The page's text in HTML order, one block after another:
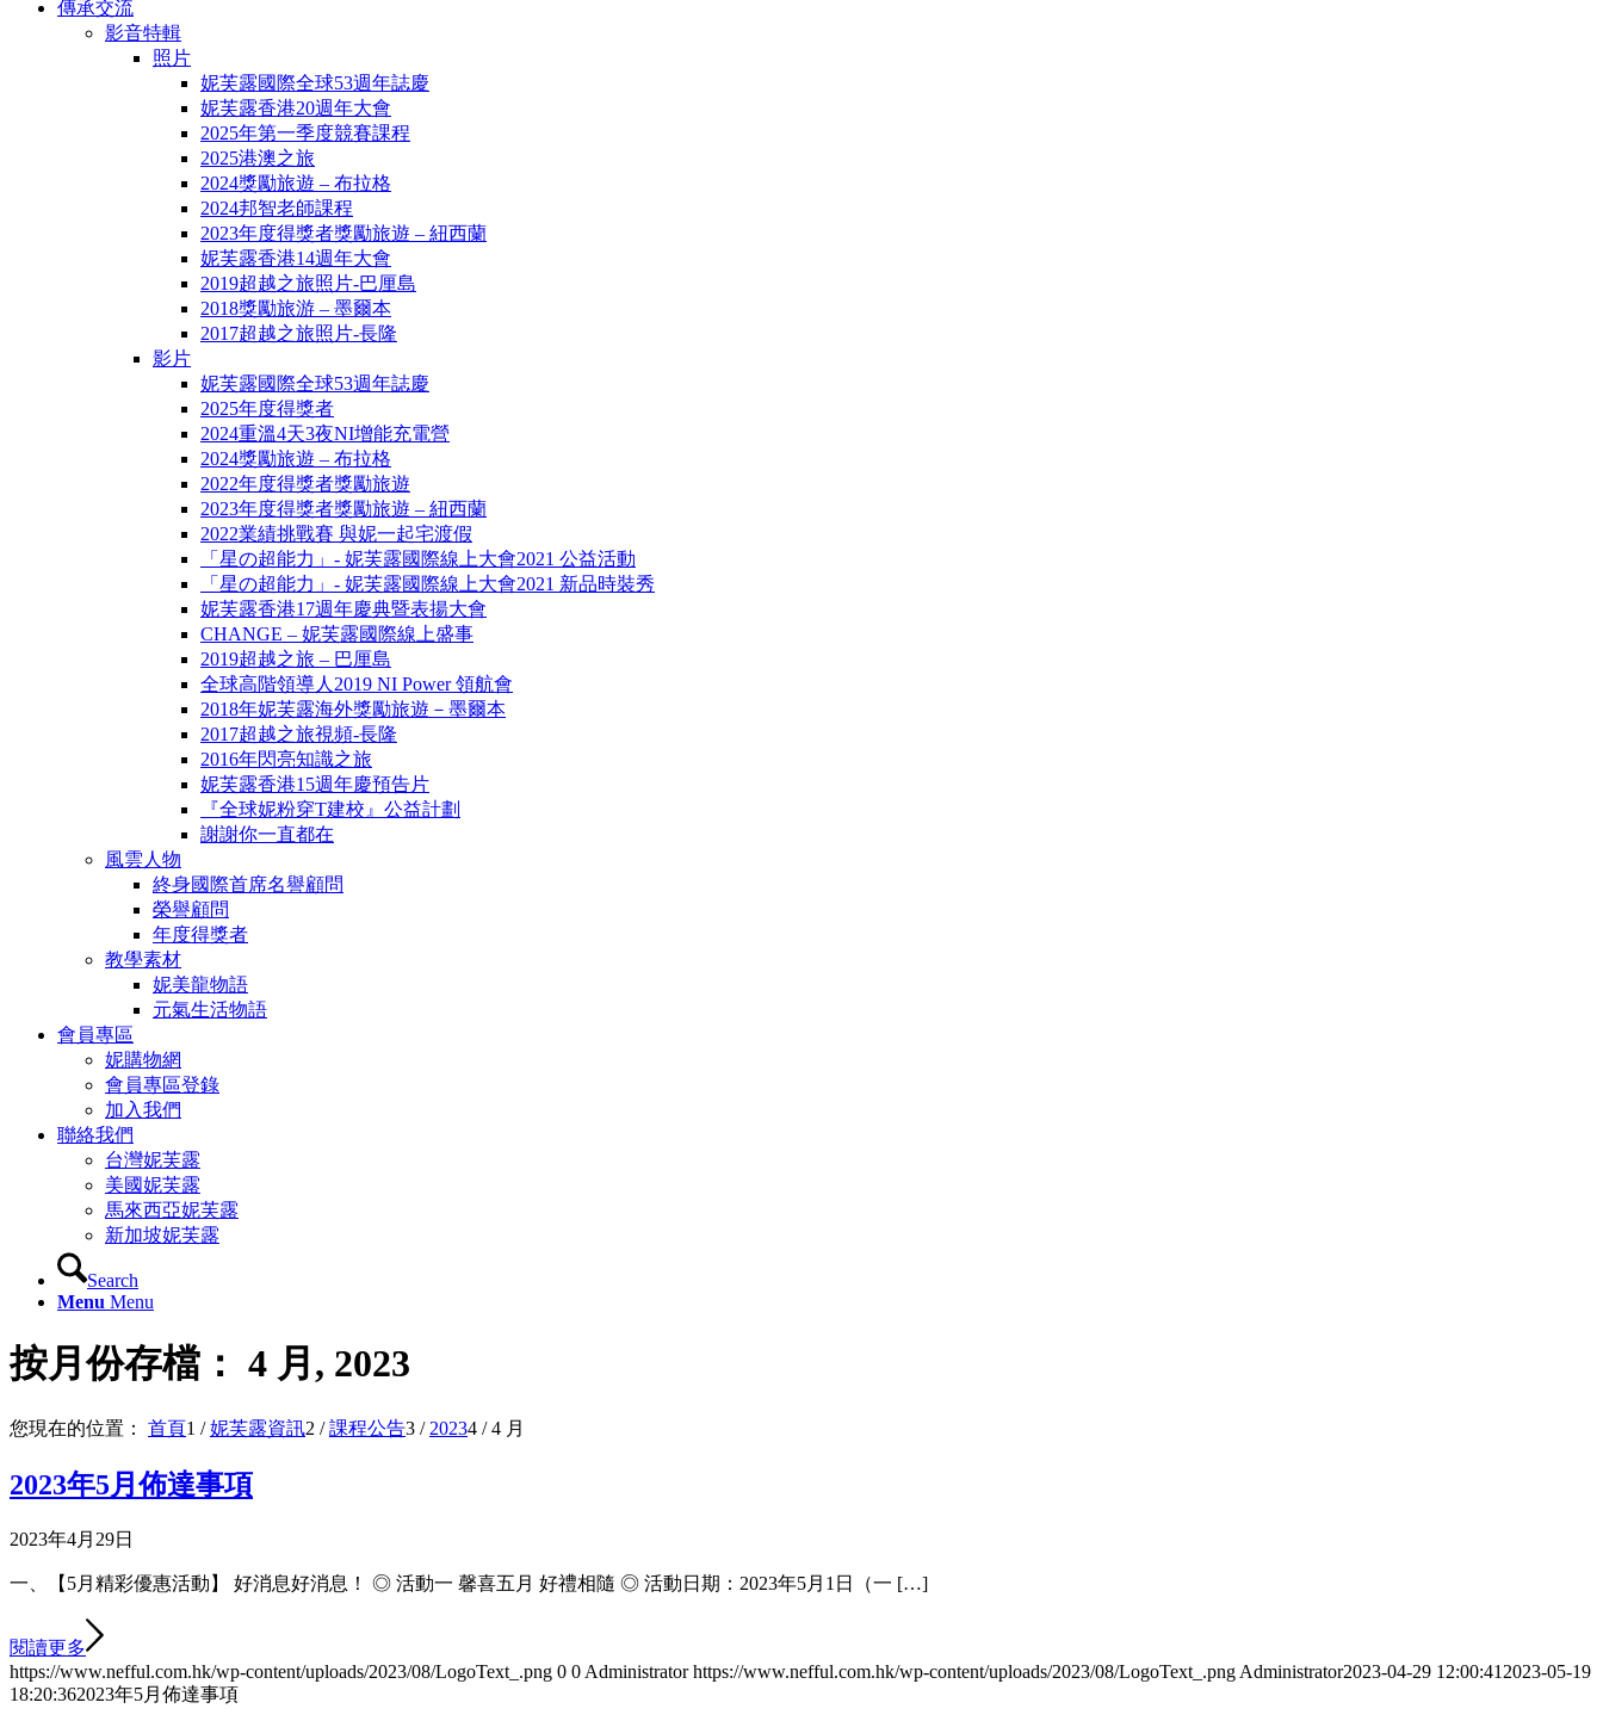
傳承交流
影音特輯
照片
妮芙露國際全球53週年誌慶
妮芙露香港20週年大會
2025年第一季度競賽課程
2025港澳之旅
2024獎勵旅遊 – 布拉格
2024邦智老師課程
2023年度得獎者獎勵旅遊 – 紐西蘭
妮芙露香港14週年大會
2019超越之旅照片-巴厘島
2018獎勵旅游 – 墨爾本
2017超越之旅照片-長隆
影片
妮芙露國際全球53週年誌慶
2025年度得獎者
2024重溫4天3夜NI增能充電營
2024獎勵旅遊 – 布拉格
2022年度得獎者獎勵旅遊
2023年度得獎者獎勵旅遊 – 紐西蘭
2022業績挑戰賽 與妮一起宅渡假
「星の超能力」- 妮芙露國際線上大會2021 公益活動
「星の超能力」- 妮芙露國際線上大會2021 新品時裝秀
妮芙露香港17週年慶典暨表揚大會
CHANGE – 妮芙露國際線上盛事
2019超越之旅 – 巴厘島
全球高階領導人2019 NI Power 領航會
2018年妮芙露海外獎勵旅遊－墨爾本
2017超越之旅視頻-長隆
2016年閃亮知識之旅
妮芙露香港15週年慶預告片
『全球妮粉穿T建校』公益計劃
謝謝你一直都在
風雲人物
終身國際首席名譽顧問
榮譽顧問
年度得獎者
教學素材
妮美龍物語
元氣生活物語
會員專區
妮購物網
會員專區登錄
加入我們
聯絡我們
台灣妮芙露
美國妮芙露
馬來西亞妮芙露
新加坡妮芙露
Search
Menu Menu
按月份存檔： 4 月, 2023
您現在的位置： 首頁1 / 妮芙露資訊2 / 課程公告3 / 20234 / 4 月
2023年5月佈達事項
2023年4月29日
一、【5月精彩優惠活動】 好消息好消息！ ◎ 活動一 馨喜五月 好禮相隨 ◎ 活動日期：2023年5月1日（一 […]
閱讀更多
https://www.nefful.com.hk/wp-content/uploads/2023/08/LogoText_.png 0 0 Administrator https://www.nefful.com.hk/wp-content/uploads/2023/08/LogoText_.png Administrator2023-04-29 12:00:41 2023-05-19
18:20:362023年5月佈達事項